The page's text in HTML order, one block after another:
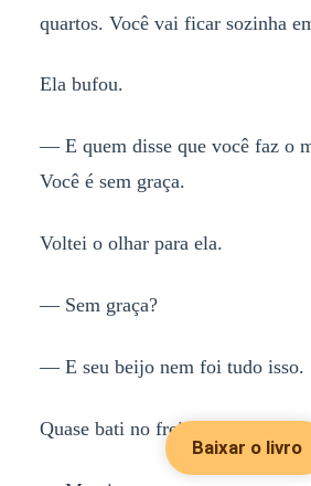
quartos. Você vai ficar sozinha
Ela bufou.
— E quem disse que você faz o
Você é sem graça.
Voltei o olhar para ela.
— Sem graça?
— E seu beijo nem foi tudo isso.
Quase bati no freio.
Baixar o livro